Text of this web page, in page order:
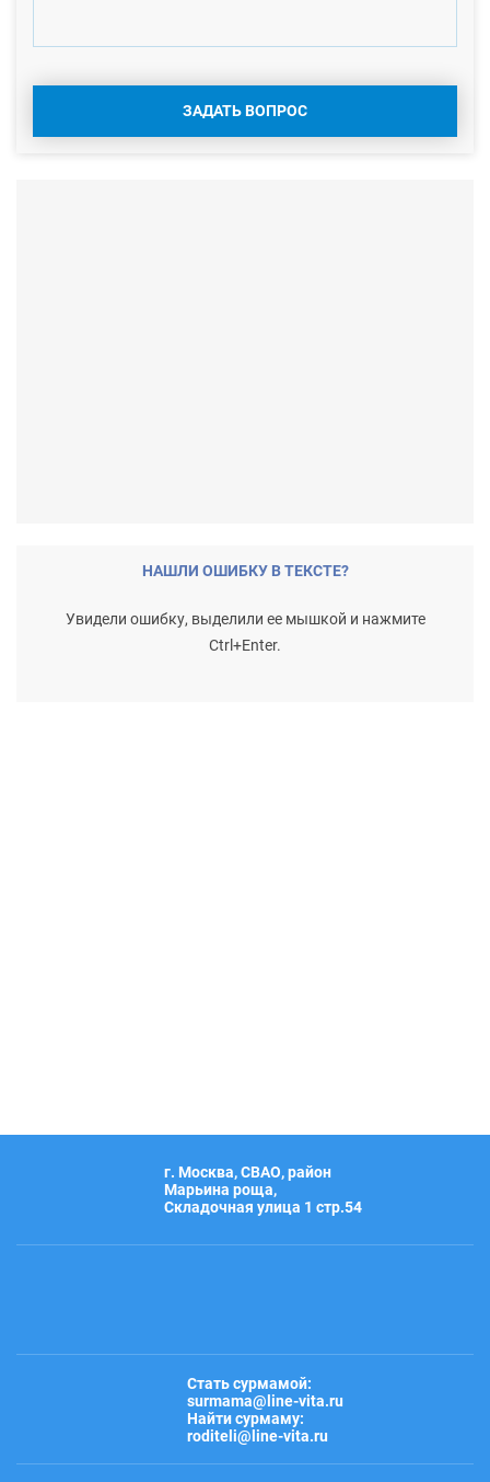
ЗАДАТЬ ВОПРОС
НАШЛИ ОШИБКУ В ТЕКСТЕ?
Увидели ошибку, выделили ее мышкой и нажмите
Ctrl+Enter.
г. Москва, СВАО, район
Марьина роща,
Складочная улица 1 стр.54
Стать сурмамой:
surmama@line-vita.ru
Найти сурмаму:
roditeli@line-vita.ru